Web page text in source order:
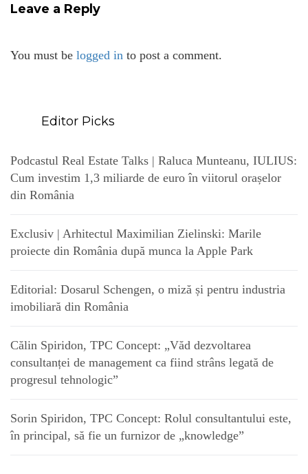
Leave a Reply
You must be logged in to post a comment.
Editor Picks
Podcastul Real Estate Talks | Raluca Munteanu, IULIUS:
Cum investim 1,3 miliarde de euro în viitorul orașelor
din România
Exclusiv | Arhitectul Maximilian Zielinski: Marile
proiecte din România după munca la Apple Park
Editorial: Dosarul Schengen, o miză și pentru industria
imobiliară din România
Călin Spiridon, TPC Concept: „Văd dezvoltarea
consultanței de management ca fiind strâns legată de
progresul tehnologic”
Sorin Spiridon, TPC Concept: Rolul consultantului este,
în principal, să fie un furnizor de „knowledge”